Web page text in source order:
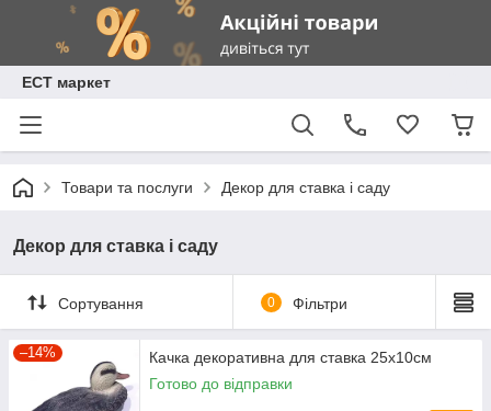
ЕСТ маркет
Товари та послуги Декор для ставка і саду
Декор для ставка і саду
Сортування 0 Фільтри
–14%
Качка декоративна для ставка 25х10см
Готово до відправки